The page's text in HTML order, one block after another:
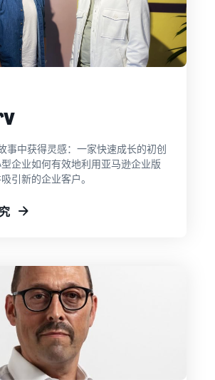
事中获得灵感：一家快速成长的初创
企业如何有效地利用亚马逊企业版
引新的企业客户。